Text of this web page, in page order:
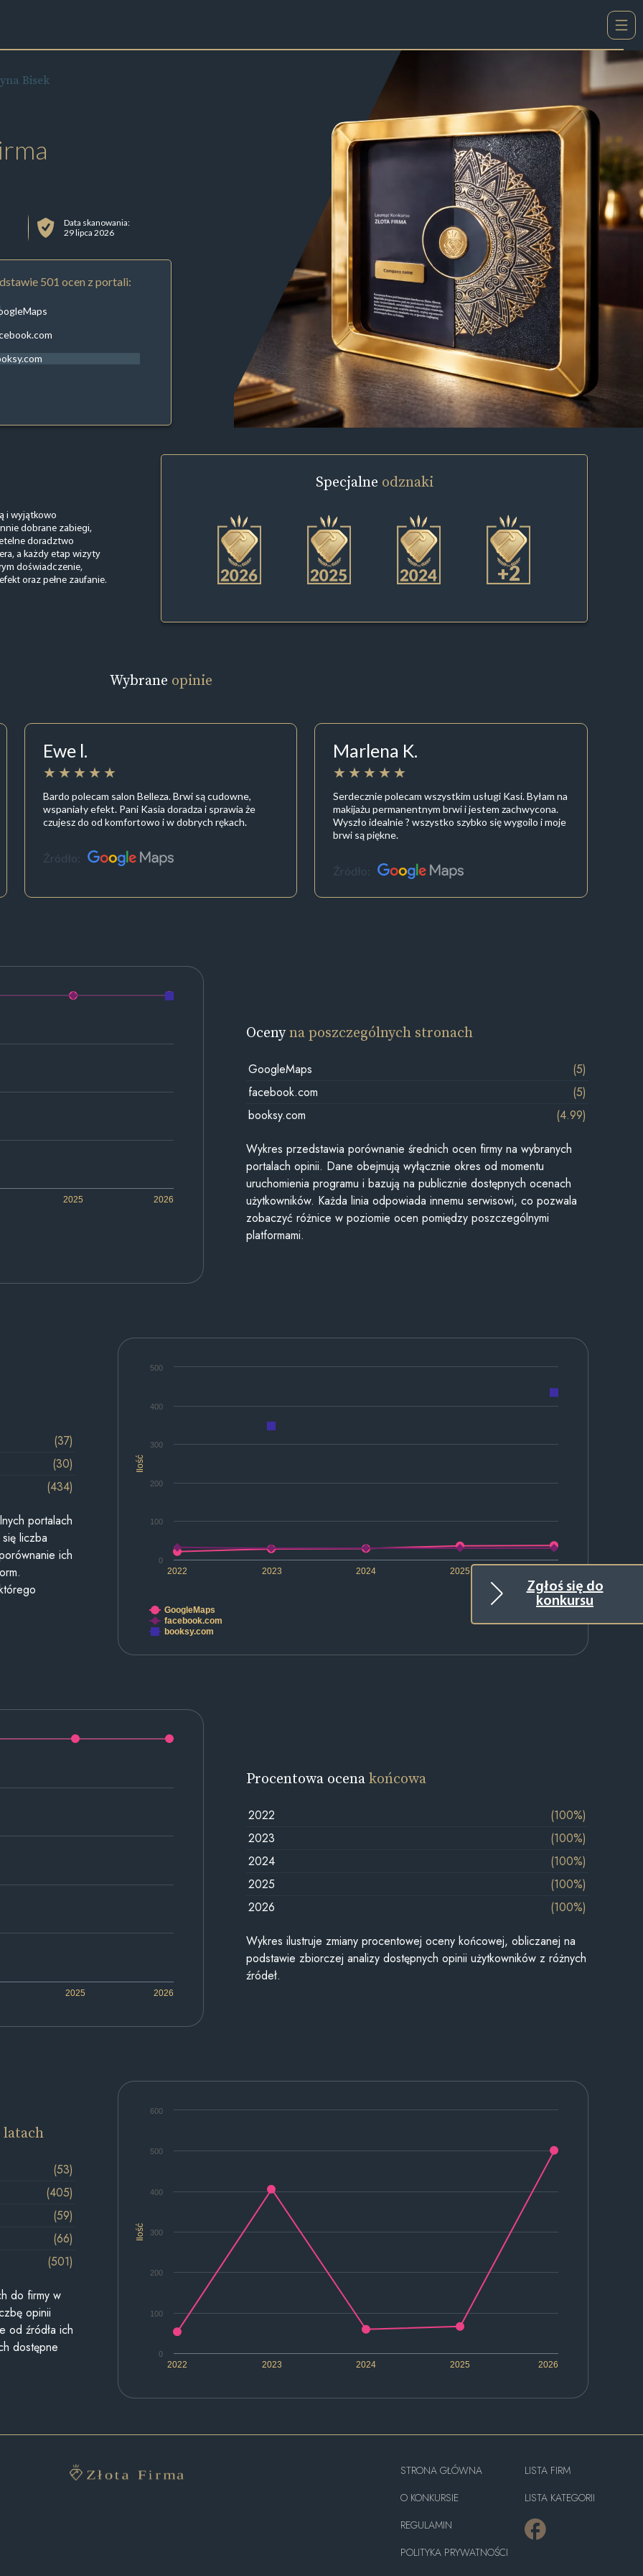
Zgłoś się do
konkursu
Bisek
Data skanowania:
29 lipca 2026
501 ocen z portali:
i wyjątkowo
dobrane zabiegi,
doradztwo
a każdy etap wizyty
doświadczenie,
oraz pełne zaufanie.
Specjalne odznaki
+2
Wybrane opinie
Ewe l.
Bardo polecam salon Belleza. Brwi są cudowne,
wspaniały efekt. Pani Kasia doradza i sprawia że
czujesz do od komfortowo i w dobrych rękach.
Źródło:
Marlena K.
Serdecznie polecam wszystkim usługi Kasi. Byłam na
makijażu permanentnym brwi i jestem zachwycona.
Wyszło idealnie ? wszystko szybko się wygoilo i moje
brwi są piękne.
Źródło:
2025 2026
Ocenyna poszczególnych stronach
GoogleMaps
(5)
facebook.com
(5)
booksy.com
(4.99)
Wykres przedstawia porównanie średnich ocen firmy na wybranych
portalach opinii. Dane obejmują wyłącznie okres od momentu
uruchomienia programu i bazują na publicznie dostępnych ocenach
użytkowników. Każda linia odpowiada innemu serwisowi, co pozwala
zobaczyć różnice w poziomie ocen pomiędzy poszczególnymi
platformami.
Ilość
2022 2023 2024 2025
0
100
200
300
400
500
GoogleMaps
facebook.com
booksy.com
(37)
(30)
(434)
portalach
liczba
ich
2025 2026
Procentowa ocenakońcowa
2022
(100%)
2023
(100%)
2024
(100%)
2025
(100%)
2026
(100%)
Wykres ilustruje zmiany procentowej oceny końcowej, obliczanej na
podstawie zbiorczej analizy dostępnych opinii użytkowników z różnych
źródeł.
Ilość
2022 2023 2024 2025 2026
0
100
200
300
400
500
600
latach
(53)
(405)
(59)
(66)
(501)
do firmy w
opinii
od źródła ich
dostępne
STRONA GŁÓWNA
O KONKURSIE
REGULAMIN
POLITYKA PRYWATNOŚCI
LISTA FIRM
LISTA KATEGORII